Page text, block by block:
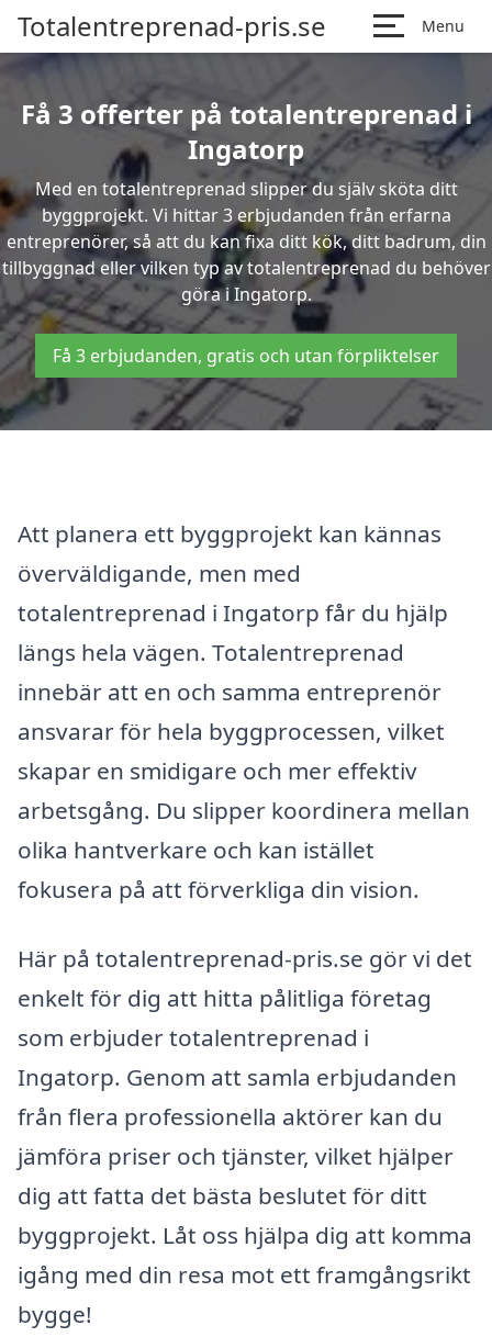
Totalentreprenad-pris.se Menu
Få 3 offerter på totalentreprenad i
Ingatorp
Med en totalentreprenad slipper du själv sköta ditt
byggprojekt. Vi hittar 3 erbjudanden från erfarna
entreprenörer, så att du kan fixa ditt kök, ditt badrum, din
tillbyggnad eller vilken typ av totalentreprenad du behöver
göra i Ingatorp.
Få 3 erbjudanden, gratis och utan förpliktelser
Att planera ett byggprojekt kan kännas
överväldigande, men med
totalentreprenad i Ingatorp får du hjälp
längs hela vägen. Totalentreprenad
innebär att en och samma entreprenör
ansvarar för hela byggprocessen, vilket
skapar en smidigare och mer effektiv
arbetsgång. Du slipper koordinera mellan
olika hantverkare och kan istället
fokusera på att förverkliga din vision.
Här på totalentreprenad-pris.se gör vi det
enkelt för dig att hitta pålitliga företag
som erbjuder totalentreprenad i
Ingatorp. Genom att samla erbjudanden
från flera professionella aktörer kan du
jämföra priser och tjänster, vilket hjälper
dig att fatta det bästa beslutet för ditt
byggprojekt. Låt oss hjälpa dig att komma
igång med din resa mot ett framgångsrikt
bygge!